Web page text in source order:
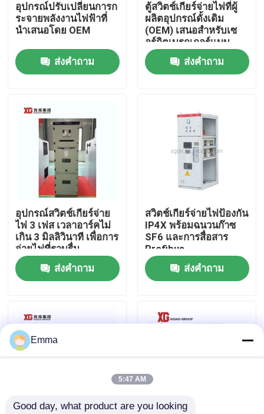
บ้าน
สินค้า
เกี่ยวกับเรา
ทัวร์โรงงาน
ควบคุมคุณภาพ
ติดต่อเรา
สวิตช์แบ่งโหลดอากาศ
สวิตช์จ่ายไฟ
อุปกรณ์ปรับเปลี่ยนการก
ระจายพลังงานไฟฟ้าที่
นําเสนอโดย OEM
ส่งคำถาม
ตู้สวิตช์เกียร์จ่ายไฟที่ผู้
ผลิตอุปกรณ์ดั้งเดิม
(OEM) เสนอสำหรับเซ
อร์กิตเบรกเกอร์แบบ
สุญญากาศหรือ SF6
และอุณหภูมิแวดล้อม
-5°C - 40°C
ส่งคำถาม
อุปกรณ์สวิตช์เกียร์จ่าย
ไฟ 3 เฟส เวลาอาร์คไม่
เกิน 3 มิลลิวินาที เพื่อการ
จ่ายไฟที่ราบรื่น
ส่งคำถาม
สวิตช์เกียร์จ่ายไฟป้องกัน
IP4X พร้อมฉนวนก๊าซ
SF6 และการสื่อสาร
Profibus
ส่งคำถาม
Emma
5:47 AM
Good day, what product are you looking